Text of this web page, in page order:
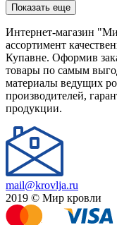
Показать еще
Интернет-магазин
ассортимент
Купавне. Оформив
товары по самым
материалы ведущих
производителей,
продукции.
mail@krovlja.ru
2019 © Мир кровли